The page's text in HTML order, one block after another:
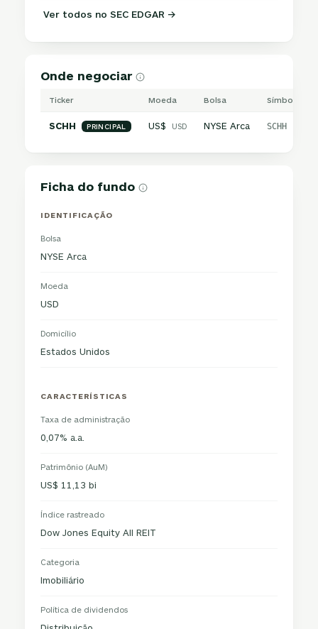
Ver todos no SEC EDGAR →
Onde negociar
Ticker Moeda Bolsa Símbolo
SCHH PRINCIPAL US$ USD NYSE Arca SCHH
Ficha do fundo
IDENTIFICAÇÃO
Bolsa
NYSE Arca
Moeda
USD
Domicílio
Estados Unidos
CARACTERÍSTICAS
Taxa de administração
0,07% a.a.
Patrimônio (AuM)
US$ 11,13 bi
Índice rastreado
Dow Jones Equity All REIT
Categoria
Imobiliário
Política de dividendos